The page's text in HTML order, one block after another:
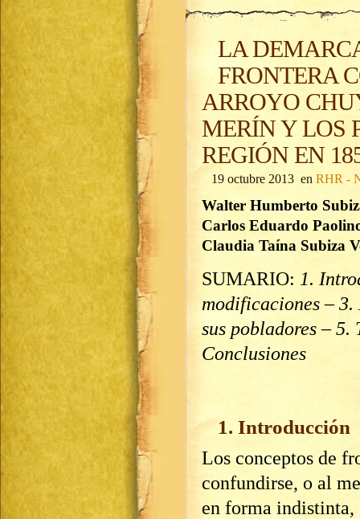
LA
FRONTERA
ARROYO
MERÍN Y LOS
REGIÓN EN
19 octubre 2013 en RHR -
Walter Humberto
Carlos Eduardo
Claudia Taína Subiza
SUMARIO: 1.
modificaciones – 3.
sus pobladores – 5.
Conclusiones
1. Introducción
Los conceptos de
confundirse, o al
en forma